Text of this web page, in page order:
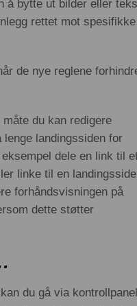
å bytte ut bilder eller
rettet mot spesifikke
de nye reglene
du kan redigere
landingssiden for
dele en link til
linke til en landingsside
forhåndsvisningen på
dette støtter
du gå via